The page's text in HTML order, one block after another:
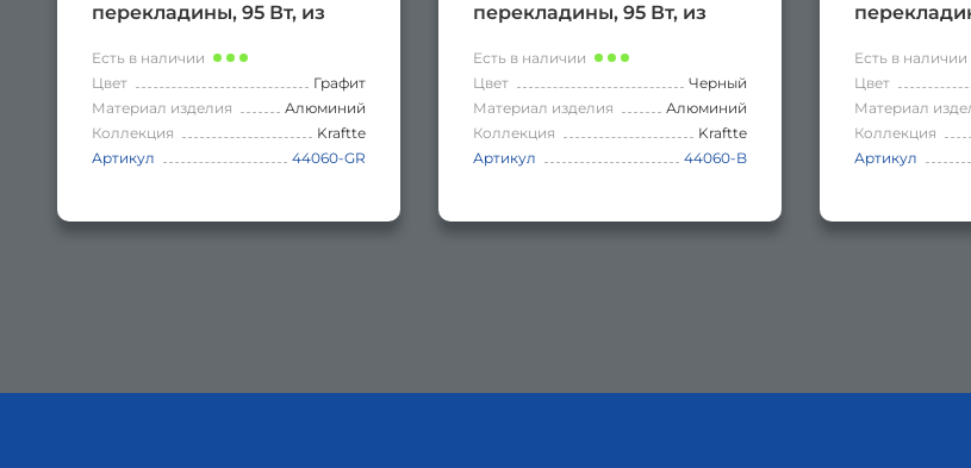
перекладины, 95 Вт, из
управление с таймером
до 24 часов, цвет ГРАФИТ.
Есть в наличии
Цвет
Графит
Материал изделия
Алюминий
Коллекция
Kraftte
Артикул
44060-GR
перекладины, 95 Вт, из
управление с таймером
до 24 часов, цвет ЧЁРНЫЙ.
Есть в наличии
Цвет
Черный
Материал изделия
Алюминий
Коллекция
Kraftte
Артикул
44060-B
до 24
Есть в наличии
Цвет
Материал
Коллекция
Артикул